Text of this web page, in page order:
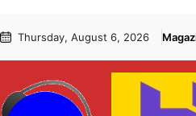
para
conteúdo
to Thursday, August 6, 2026